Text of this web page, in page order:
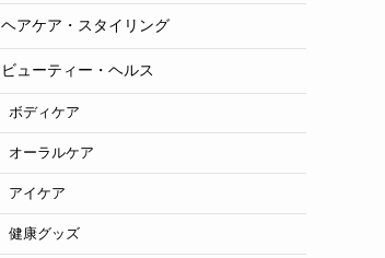
ヘアケア・スタイリング
ビューティー・ヘルス
ボディケア
オーラルケア
アイケア
健康グッズ